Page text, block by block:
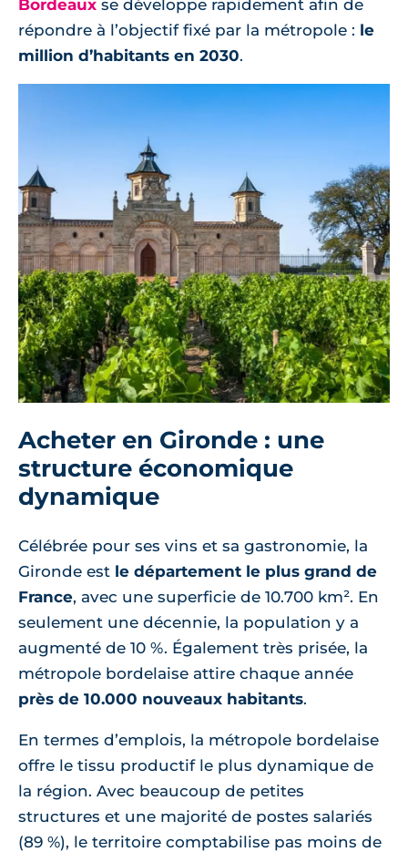
Bordeaux se développe rapidement afin de
répondre à l’objectif fixé par la métropole : le
million d’habitants en 2030.
Acheter en Gironde : une
structure économique
dynamique
Célébrée pour ses vins et sa gastronomie, la
Gironde est le département le plus grand de
France, avec une superficie de 10.700 km². En
seulement une décennie, la population y a
augmenté de 10 %. Également très prisée, la
métropole bordelaise attire chaque année
près de 10.000 nouveaux habitants.
En termes d’emplois, la métropole bordelaise
offre le tissu productif le plus dynamique de
la région. Avec beaucoup de petites
structures et une majorité de postes salariés
(89 %), le territoire comptabilise pas moins de